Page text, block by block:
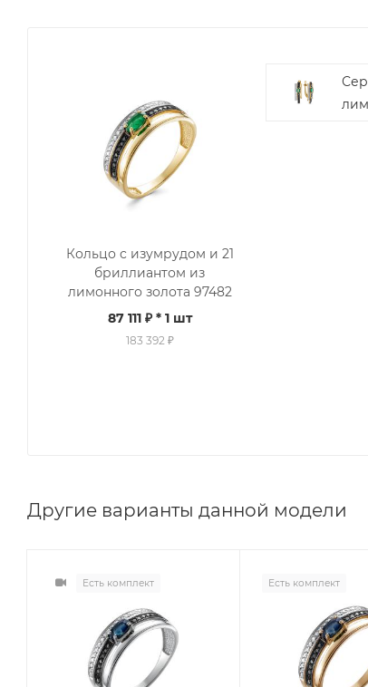
Кольцо с изумрудом и 21
бриллиантом из
лимонного золота 97482
87 111 ₽* 1 шт
183 392 ₽
Другие варианты данной модели
Есть комплект Есть комплект